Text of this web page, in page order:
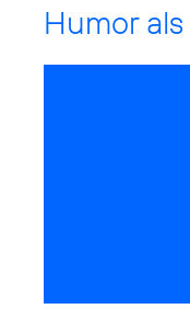
Humor